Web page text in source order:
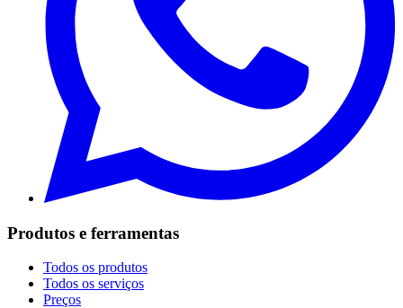
Produtos e ferramentas
Todos os produtos
Todos os serviços
Preços